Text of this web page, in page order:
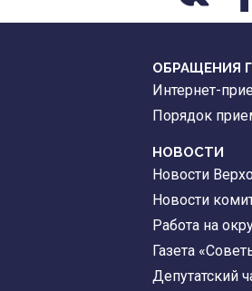
ОБРАЩЕНИЯ
Интернет-
Порядок
НОВОСТИ
Новости
Новости
Работа на
Газета
Депутатский